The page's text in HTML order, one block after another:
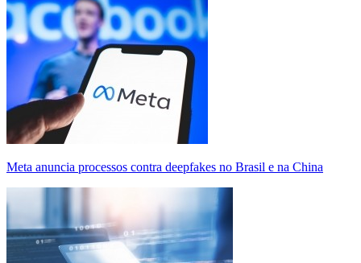
Meta anuncia processos contra deepfakes no Brasil e na China